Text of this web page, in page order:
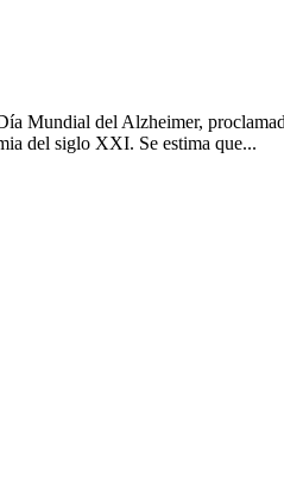
Mundial del Alzheimer,
del siglo XXI. Se estima que...